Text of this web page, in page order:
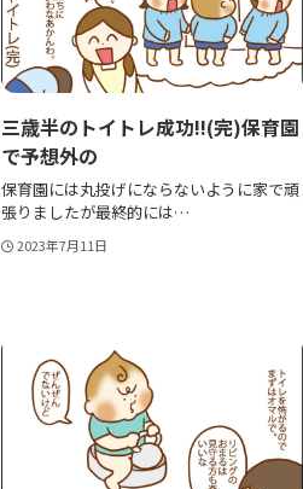
三歳半のトイトレ成功!!(完)保育園
で予想外の
保育園には丸投げにならないように家で頑
張りましたが最終的には…
2023年7月11日